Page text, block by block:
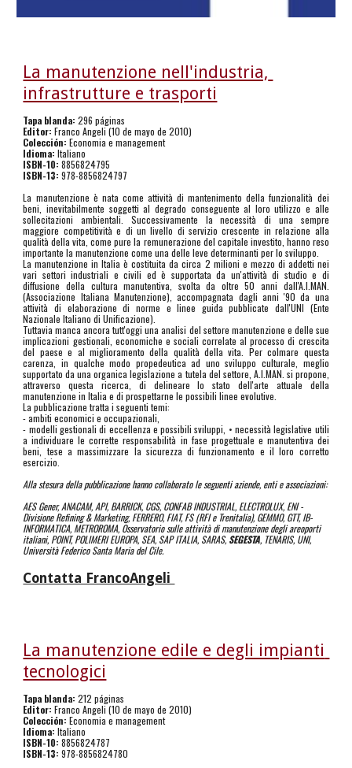
La manutenzione nell'industria,
infrastrutture e trasporti
Tapa blanda: 296 páginas
Editor: Franco Angeli (10 de mayo de 2010)
Colección: Economia e management
Idioma: Italiano
ISBN-10: 8856824795
ISBN-13: 978-8856824797
La manutenzione è nata come attività di mantenimento della funzionalità dei
beni, inevitabilmente soggetti al degrado conseguente al loro utilizzo e alle
sollecitazioni ambientali. Successivamente la necessità di una sempre
maggiore competitività e di un livello di servizio crescente in relazione alla
qualità della vita, come pure la remunerazione del capitale investito, hanno reso
importante la manutenzione come una delle leve determinanti per lo sviluppo.
La manutenzione in Italia è costituita da circa 2 milioni e mezzo di addetti nei
vari settori industriali e civili ed è supportata da un'attività di studio e di
diffusione della cultura manutentiva, svolta da oltre 50 anni dall'A.I.MAN.
(Associazione Italiana Manutenzione), accompagnata dagli anni '90 da una
attività di elaborazione di norme e linee guida pubblicate dall'UNI (Ente
Nazionale Italiano di Unificazione).
Tuttavia manca ancora tutt'oggi una analisi del settore manutenzione e delle sue
implicazioni gestionali, economiche e sociali correlate al processo di crescita
del paese e al miglioramento della qualità della vita. Per colmare questa
carenza, in qualche modo propedeutica ad uno sviluppo culturale, meglio
supportato da una organica legislazione a tutela del settore, A.I.MAN. si propone,
attraverso questa ricerca, di delineare lo stato dell'arte attuale della
manutenzione in Italia e di prospettarne le possibili linee evolutive.
La pubblicazione tratta i seguenti temi:
- ambiti economici e occupazionali,
- modelli gestionali di eccellenza e possibili sviluppi, • necessità legislative utili
a individuare le corrette responsabilità in fase progettuale e manutentiva dei
beni, tese a massimizzare la sicurezza di funzionamento e il loro corretto
esercizio.
Alla stesura della pubblicazione hanno collaborato le seguenti aziende, enti e associazioni:
AES Gener, ANACAM, API, BARRICK, CGS, CONFAB INDUSTRIAL, ELECTROLUX, ENI -
Divisione Refining & Marketing, FERRERO, FIAT, FS (RFI e Trenitalia), GEMMO, GTT, IB-
INFORMATICA, METROROMA, Osservatorio sulle attività di manutenzione degli areoporti
italiani, POINT, POLIMERI EUROPA, SEA, SAP ITALIA, SARAS, SEGESTA, TENARIS, UNI,
Università Federico Santa Maria del Cile.
Contatta FrancoAngeli
La manutenzione edile e degli impianti
tecnologici
Tapa blanda: 212 páginas
Editor: Franco Angeli (10 de mayo de 2010)
Colección: Economia e management
Idioma: Italiano
ISBN-10: 8856824787
ISBN-13: 978-8856824780